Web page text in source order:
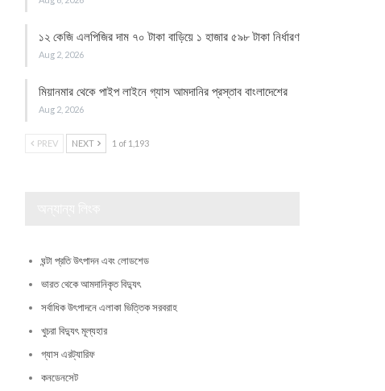
১২ কেজি এলপিজির দাম ৭০ টাকা বাড়িয়ে ১ হাজার ৫৯৮ টাকা নির্ধারণ
Aug 2, 2026
মিয়ানমার থেকে পাইপ লাইনে গ্যাস আমদানির প্রস্তাব বাংলাদেশের
Aug 2, 2026
PREV NEXT 1 of 1,193
ঘন্টা প্রতি উৎপাদন এবং লোডশেড
ভারত থেকে আমদানিকৃত বিদ্যুৎ
সর্বাধিক উৎপাদনে এলাকা ভিত্তিক সরবরাহ
খুচরা বিদ্যুৎ মূল্যহার
গ্যাস এরট্যারিফ
কনডেনসেট